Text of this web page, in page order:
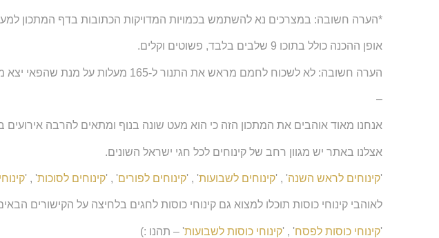
*הערה חשובה: במצרכים נא להשתמש בכמויות המדויקות הכתובות בדף המתכון
אופן ההכנה כולל בתוכו 9 שלבים בלבד, פשוטים וקלים.
הערה חשובה: לא לשכוח לחמם מראש את התנור ל-165 מעלות על מנת שהפאי יצא מושלם!
–
אנחנו מאוד אוהבים את המתכון הזה כי הוא מעט שונה בנוף ומתאים להרבה אירועים
אצלנו באתר יש מגוון רחב של קינוחים לכל חגי ישראל השונים.
'קינוחים לראש השנה' , 'קינוחים לשבועות' , 'קינוחים לפורים' , 'קינוחים לסוכות' , '
לאוהבי קינוחי כוסות תוכלו למצוא גם קינוחי כוסות לחגים בלחיצה על הקישורים
'קינוחי כוסות לפסח' , 'קינוחי כוסות לשבועות' – תהנו :)